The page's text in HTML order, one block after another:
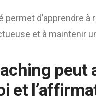
permet d’apprendre
et à maintenir
peut
et